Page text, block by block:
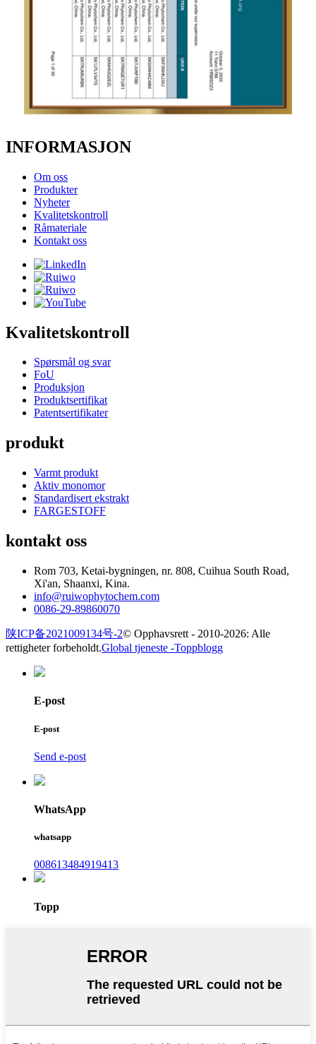
INFORMASJON
Om oss
Produkter
Nyheter
Kvalitetskontroll
Råmateriale
Kontakt oss
Kvalitetskontroll
Spørsmål og svar
FoU
Produksjon
Produktsertifikat
Patentsertifikater
produkt
Varmt produkt
Aktiv monomor
Standardisert ekstrakt
FARGESTOFF
kontakt oss
Rom 703, Ketai-bygningen, nr. 808, Cuihua South Road,
Xi'an, Shaanxi, Kina.
info@ruiwophytochem.com
0086-29-89860070
陕ICP备2021009134号-2© Opphavsrett - 2010-2026: Alle
rettigheter forbeholdt.Global tjeneste -Toppblogg
E-post
E-post
Send e-post
WhatsApp
whatsapp
008613484919413
Topp